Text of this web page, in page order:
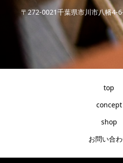
〒272-0021千葉県市川市八幡
top
concept
shop
お問い合